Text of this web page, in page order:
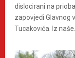
dislocirani na
zapovjedi Glavnog
Tucakovića. Iz naše...